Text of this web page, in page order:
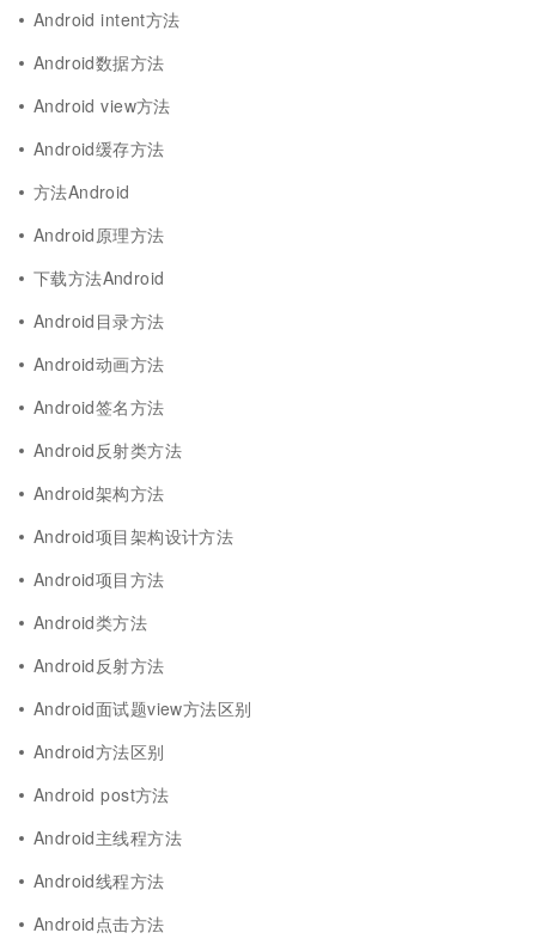
Android intent方法
Android数据方法
Android view方法
Android缓存方法
方法Android
Android原理方法
下载方法Android
Android目录方法
Android动画方法
Android签名方法
Android反射类方法
Android架构方法
Android项目架构设计方法
Android项目方法
Android类方法
Android反射方法
Android面试题view方法区别
Android方法区别
Android post方法
Android主线程方法
Android线程方法
Android点击方法